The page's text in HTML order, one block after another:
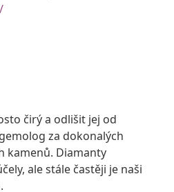
čirý a odlišit jej od
za dokonalých
kamenů. Diamanty
ale stále častěji je naši